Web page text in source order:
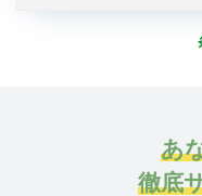
あ
徹底